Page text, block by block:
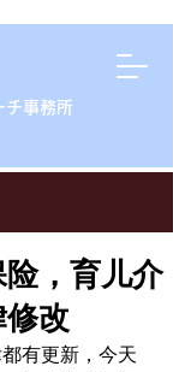
チ事務所
险，育儿介
改
有更新，今天